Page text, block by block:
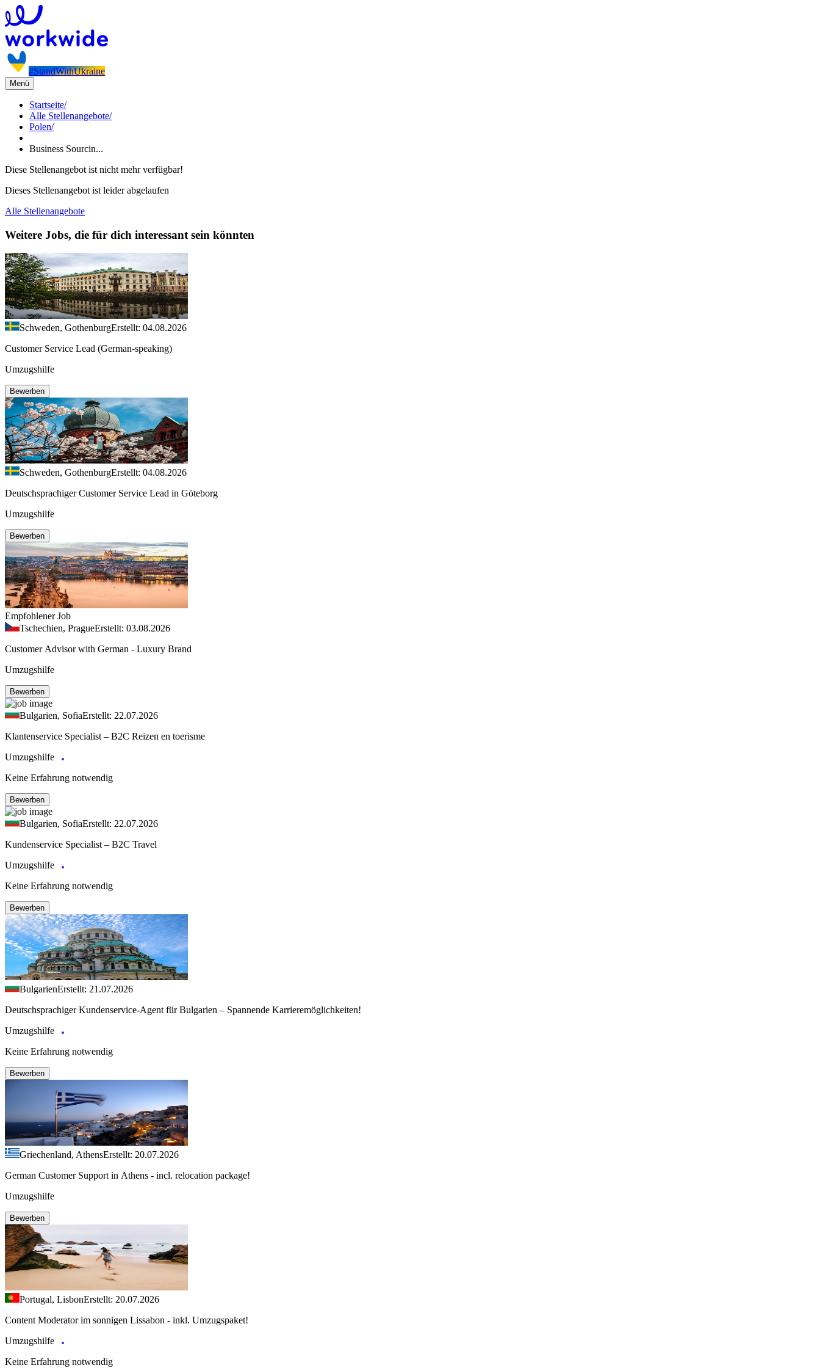
#StandWithUkraine
Menü
Startseite/
Alle Stellenangebote/
Polen/
Business Sourcin...
Diese Stellenangebot ist nicht mehr verfügbar!
Dieses Stellenangebot ist leider abgelaufen
Alle Stellenangebote
Weitere Jobs, die für dich interessant sein könnten
Schweden, GothenburgErstellt: 04.08.2026
Customer Service Lead (German-speaking)
Umzugshilfe
Bewerben
Schweden, GothenburgErstellt: 04.08.2026
Deutschsprachiger Customer Service Lead in Göteborg
Umzugshilfe
Bewerben
Empfohlener Job
Tschechien, PragueErstellt: 03.08.2026
Customer Advisor with German - Luxury Brand
Umzugshilfe
Bewerben
Bulgarien, SofiaErstellt: 22.07.2026
Klantenservice Specialist – B2C Reizen en toerisme
Umzugshilfe
Keine Erfahrung notwendig
Bewerben
Bulgarien, SofiaErstellt: 22.07.2026
Kundenservice Specialist – B2C Travel
Umzugshilfe
Keine Erfahrung notwendig
Bewerben
BulgarienErstellt: 21.07.2026
Deutschsprachiger Kundenservice-Agent für Bulgarien – Spannende Karrieremöglichkeiten!
Umzugshilfe
Keine Erfahrung notwendig
Bewerben
Griechenland, AthensErstellt: 20.07.2026
German Customer Support in Athens - incl. relocation package!
Umzugshilfe
Bewerben
Portugal, LisbonErstellt: 20.07.2026
Content Moderator im sonnigen Lissabon - inkl. Umzugspaket!
Umzugshilfe
Keine Erfahrung notwendig